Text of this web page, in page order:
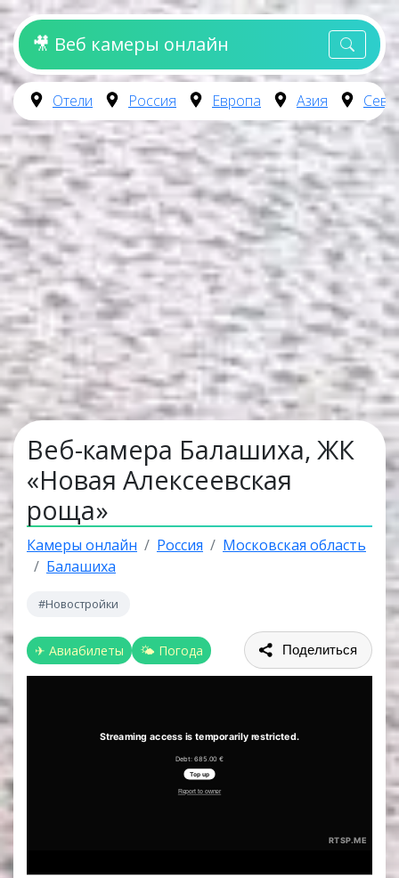
🎥 Веб камеры онлайн
Отели Россия Европа Азия
Веб-камера Балашиха, ЖК
«Новая Алексеевская
роща»
Камеры онлайн Россия
Московская область
Балашиха
#Новостройки
✈ Авиабилеты 🌤 Погода Поделиться